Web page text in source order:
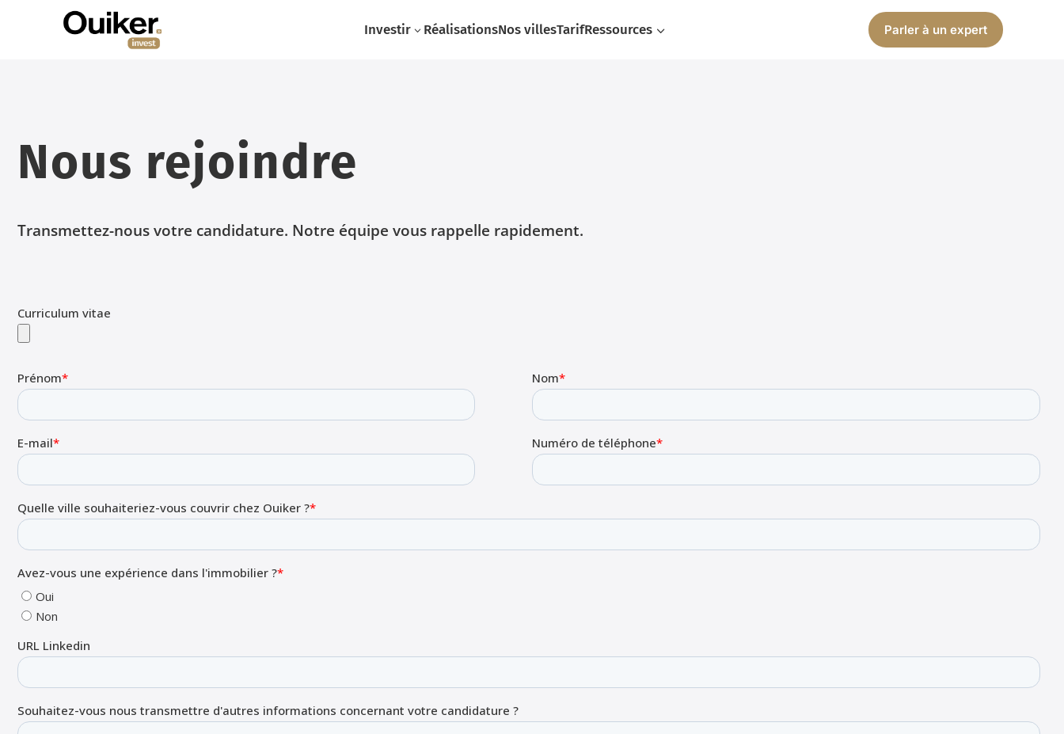
3
Investir RéalisationsNos villesTarif 3
Ressources Parler à un expert
Nous rejoindre
Transmettez-nous votre candidature. Notre équipe vous rappelle rapidement.